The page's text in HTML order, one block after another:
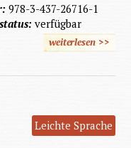
978-3-437-26716-1
verfügbar
weiterlesen
über
>>
Leichte Sprache